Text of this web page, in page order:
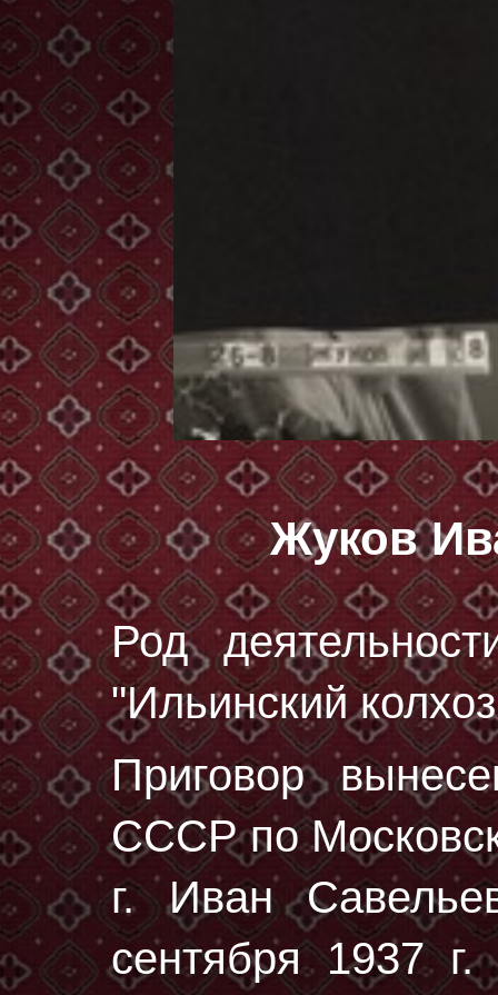
Жуков
Род
"Ильинский
Приговор
СССР по
г. Иван
сентября 1937 г.